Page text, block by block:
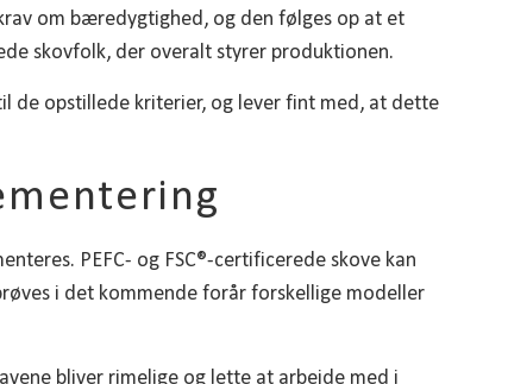
om bæredygtighed, og den følges op at et
skovfolk, der overalt styrer produktionen.
de opstillede kriterier, og lever fint med, at dette
PEFC- og FSC®-certificerede skove kan
i det kommende forår forskellige modeller
bliver rimelige og lette at arbejde med i